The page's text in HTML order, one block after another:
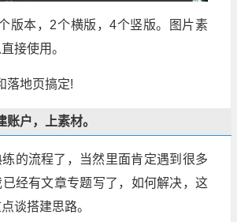
版本，2个横版，4个竖版。图片素
接使用。
落地页搞定!
账户，上素材。
的流程了，当然里面肯定遇到很多
经有文章专题写了，如何解决，这
谈搭建思路。